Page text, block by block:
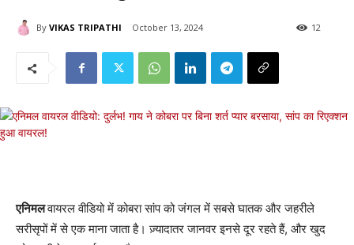
By VIKAS TRIPATHI October 13, 2024 12
एनिमलवायरल वीडियो में कोबरा सांप को जंगल में सबसे घातक और जहरीले
सरीसृपों में से एक माना जाता है। ज़्यादातर जानवर इनसे दूर रहते हैं, और खुद